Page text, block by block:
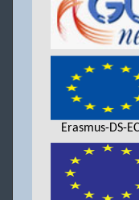
Erasmus-DS-